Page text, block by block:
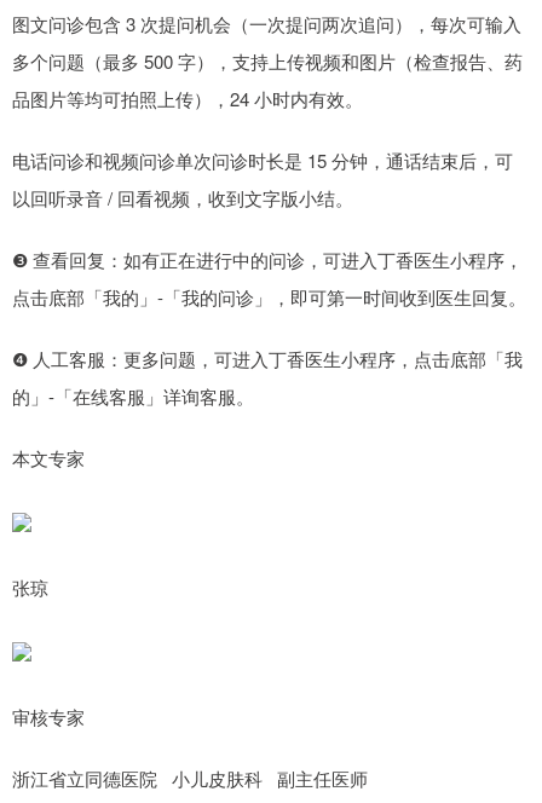
图文问诊包含 3 次提问机会（一次提问两次追问），每次可输入
多个问题（最多 500 字），支持上传视频和图片（检查报告、药
品图片等均可拍照上传），24 小时内有效。
电话问诊和视频问诊单次问诊时长是 15 分钟，通话结束后，可
以回听录音 / 回看视频，收到文字版小结。
❸ 查看回复：如有正在进行中的问诊，可进入丁香医生小程序，
点击底部「我的」-「我的问诊」，即可第一时间收到医生回复。
❹ 人工客服：更多问题，可进入丁香医生小程序，点击底部「我
的」-「在线客服」详询客服。
本文专家
张琼
审核专家
浙江省立同德医院 小儿皮肤科 副主任医师